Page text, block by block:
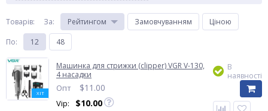
Товарів: За: Рейтингом Замовчуванням
Ціною
По: 12 48
ХІТ
Машинка для стрижки (clipper) VGR V-130,
4 насадки
Опт $11.00
Vip: $10.00
В
наявності